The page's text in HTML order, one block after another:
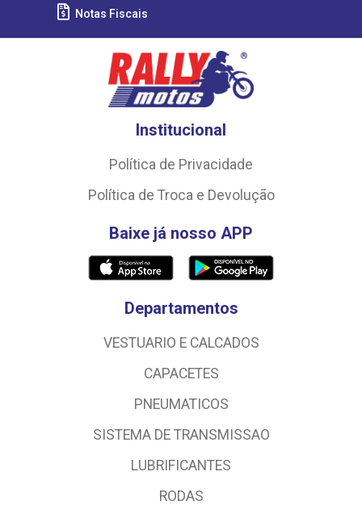
Notas Fiscais
Institucional
Política de Privacidade
Política de Troca e Devolução
Baixe já nosso APP
Departamentos
VESTUARIO E CALCADOS
CAPACETES
PNEUMATICOS
SISTEMA DE TRANSMISSAO
LUBRIFICANTES
RODAS